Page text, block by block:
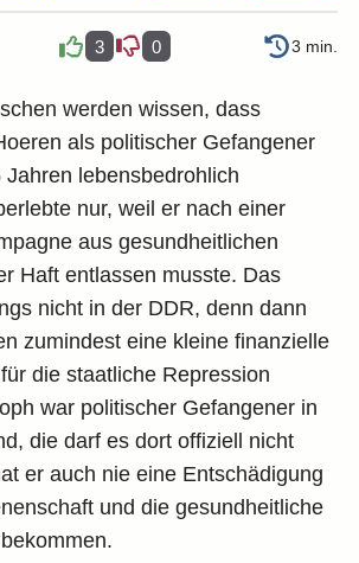
3 0 3 min.
werden wissen, dass
als politischer Gefangener
lebensbedrohlich
nur, weil er nach einer
aus gesundheitlichen
Haft entlassen musste. Das
nicht in der DDR, denn dann
zumindest eine kleine finanzielle
die staatliche Repression
war politischer Gefangener in
die darf es dort offiziell nicht
er auch nie eine Entschädigung
und die gesundheitliche